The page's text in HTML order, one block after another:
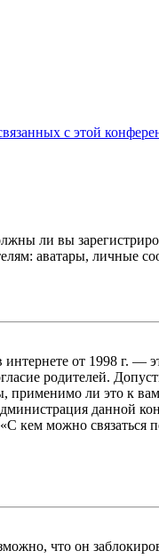
с этой
ли вы
аватары, личные
от 1998 г.
родителей.
ли это к
данной
кем можно связаться
что он